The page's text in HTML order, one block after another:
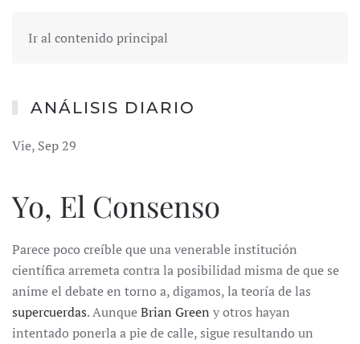
Ir al contenido principal
ANÁLISIS DIARIO
Vie, Sep 29
Yo, El Consenso
Parece poco creíble que una venerable institución
científica arremeta contra la posibilidad misma de que se
anime el debate en torno a, digamos, la teoría de las
supercuerdas. AunqueBrian Green y otros hayan
intentado ponerla a pie de calle, sigue resultando un